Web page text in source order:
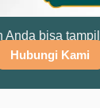
Anda bisa
Hubungi Kami